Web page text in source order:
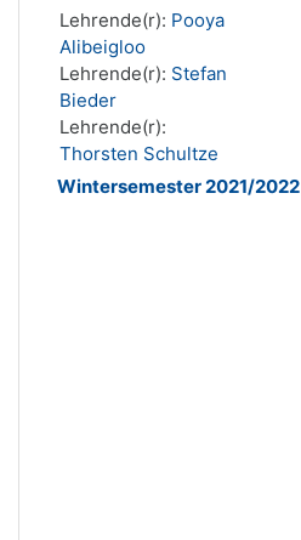
Lehrende(r): Pooya
Alibeigloo
Lehrende(r): Stefan
Bieder
Lehrende(r):
Thorsten Schultze
Wintersemester 2021/2022